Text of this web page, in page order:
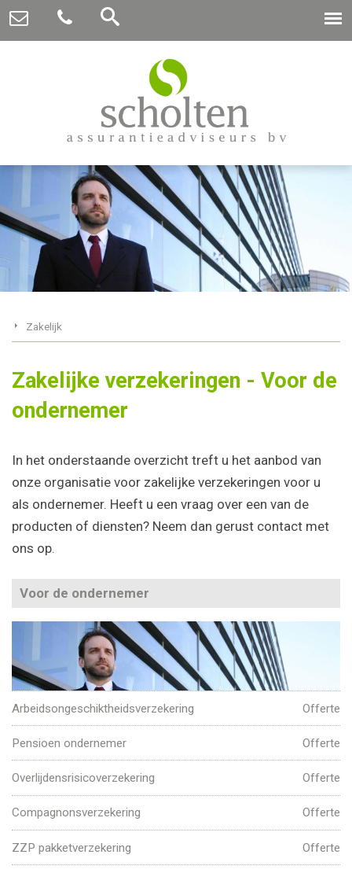
Zakelijk
Zakelijke verzekeringen - Voor de
ondernemer
In het onderstaande overzicht treft u het aanbod van
onze organisatie voor zakelijke verzekeringen voor u
als ondernemer. Heeft u een vraag over een van de
producten of diensten? Neem dan gerust contact met
ons op.
Voor de ondernemer
Arbeidsongeschiktheidsverzekering Offerte
Pensioen ondernemer Offerte
Overlijdensrisicoverzekering Offerte
Compagnonsverzekering Offerte
ZZP pakketverzekering Offerte